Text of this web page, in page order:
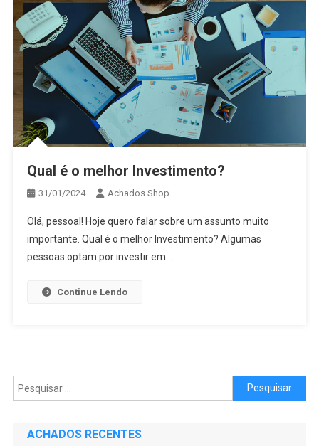
Qual é o melhor Investimento?
31/01/2024 Achados.Shop
Olá, pessoal! Hoje quero falar sobre um assunto muito
importante. Qual é o melhor Investimento? Algumas
pessoas optam por investir em …
Continue Lendo
Pesquisar por:
ACHADOS RECENTES